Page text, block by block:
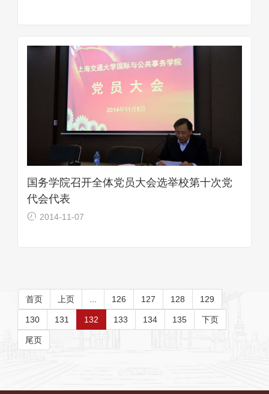
国务学院召开全体党员大会选举校第十次党
代会代表
2014-11-07
首页 上页 126 127 128 129
130 131 132 133 134 135 下页
尾页